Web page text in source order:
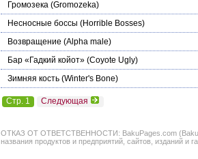
Громозека (Gromozeka)
Несносные боссы (Horrible Bosses)
Возвращение (Alpha male)
Бар «Гадкий койот» (Coyote Ugly)
Зимняя кость (Winter's Bone)
Стр. 1 Следующая
ОТКАЗ ОТ ОТВЕТСТВЕННОСТИ: BakuPages.com (Baku.ru)
названия продуктов и предприятий, сайтов, изданий и